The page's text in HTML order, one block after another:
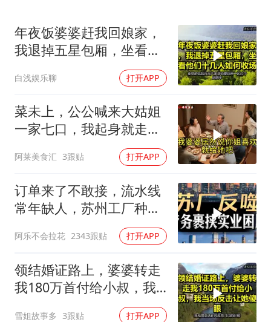
胡彦斌韩磊 谁帮谁
胡彦斌获《歌手2026》歌王
38岁演员求职万岁山NPC成功
夯实基础开新局
年夜饭婆婆赶我回娘家，
我退掉五星包厢，坐看他
白浅娱乐聊 打开APP
菜未上，公公喊来大姑姐
一家七口，我起身就走，
他怒喊：一万三谁付？
阿莱美食汇 3跟贴 打开APP
订单来了不敢接，流水线
常年缺人，苏州工厂种下
阿乐不会拉花 2343跟贴 打开APP
领结婚证路上，婆婆转走
我180万首付给小叔，我
当场反击让她傻眼！
雪姐故事多 3跟贴 打开APP